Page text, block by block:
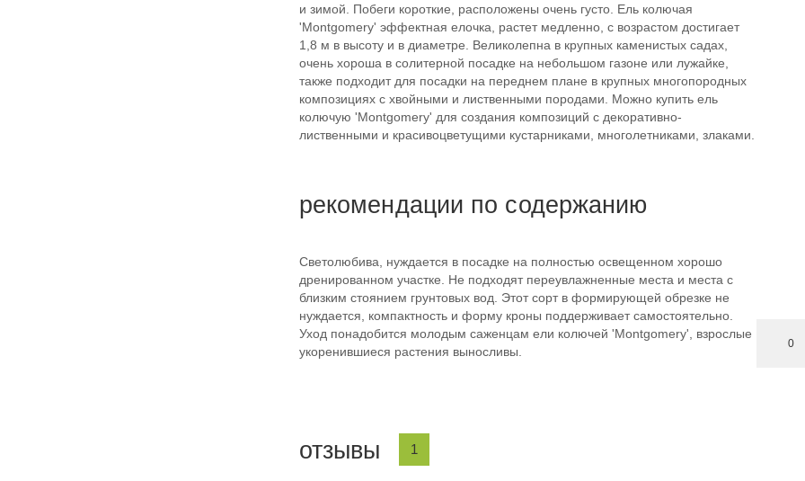
0
и зимой. Побеги короткие, расположены очень густо. Ель колючая
'Montgomery' эффектная елочка, растет медленно, с возрастом достигает
1,8 м в высоту и в диаметре. Великолепна в крупных каменистых садах,
очень хороша в солитерной посадке на небольшом газоне или лужайке,
также подходит для посадки на переднем плане в крупных многопородных
композициях с хвойными и лиственными породами. Можно купить ель
колючую 'Montgomery' для создания композиций с декоративно-
лиственными и красивоцветущими кустарниками, многолетниками, злаками.
рекомендации по содержанию
Светолюбива, нуждается в посадке на полностью освещенном хорошо
дренированном участке. Не подходят переувлажненные места и места с
близким стоянием грунтовых вод. Этот сорт в формирующей обрезке не
нуждается, компактность и форму кроны поддерживает самостоятельно.
Уход понадобится молодым саженцам ели колючей 'Montgomery', взрослые
укоренившиеся растения выносливы.
отзывы 1